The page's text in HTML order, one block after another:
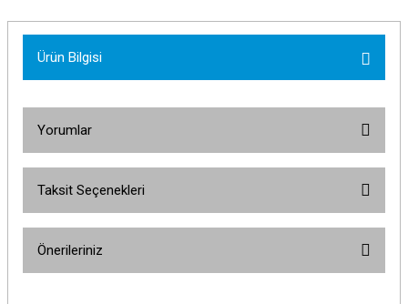
Ürün Bilgisi
Yorumlar
Taksit Seçenekleri
Önerileriniz